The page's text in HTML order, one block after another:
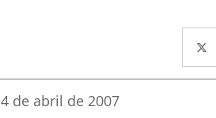
a
Fecha
4 de abril de 2007